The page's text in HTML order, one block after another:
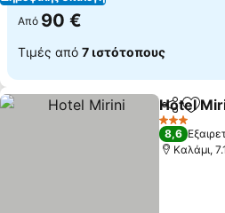
Από 90 €
Τιμές από 7 ιστότοπους
Hotel
3 Αστέρια
8,6
Καλάμι,